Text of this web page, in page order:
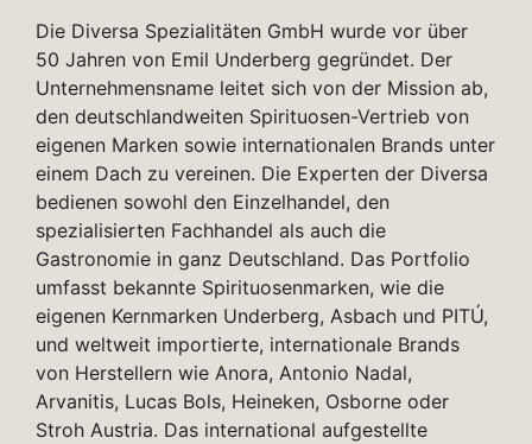
Die Diversa Spezialitäten GmbH wurde vor über
50 Jahren von Emil Underberg gegründet. Der
Unternehmensname leitet sich von der Mission ab,
den deutschlandweiten Spirituosen-Vertrieb von
eigenen Marken sowie internationalen Brands unter
einem Dach zu vereinen. Die Experten der Diversa
bedienen sowohl den Einzelhandel, den
spezialisierten Fachhandel als auch die
Gastronomie in ganz Deutschland. Das Portfolio
umfasst bekannte Spirituosenmarken, wie die
eigenen Kernmarken Underberg, Asbach und PITÚ,
und weltweit importierte, internationale Brands
von Herstellern wie Anora, Antonio Nadal,
Arvanitis, Lucas Bols, Heineken, Osborne oder
Stroh Austria. Das international aufgestellte